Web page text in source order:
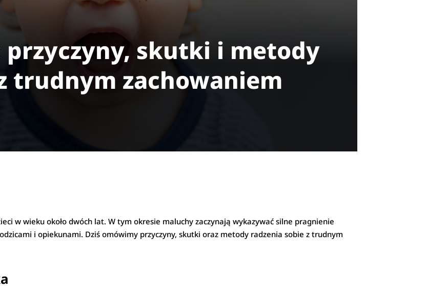
skutki i metody
trudnym zachowaniem
w wieku około dwóch lat. W tym okresie maluchy zaczynają wykazywać silne pragnienie
i opiekunami. Dziś omówimy przyczyny, skutki oraz metody radzenia sobie z trudnym